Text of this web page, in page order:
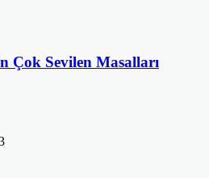
Çok Sevilen Masalları